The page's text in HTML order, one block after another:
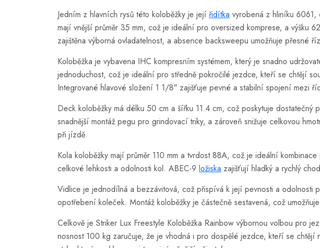
Jedním z hlavních rysů této koloběžky je její řidítka vyrobená z hliníku 6061,
mají vnější průměr 35 mm, což je ideální pro oversized komprese, a výšku
zajištěna výborná ovladatelnost, a absence backsweepu umožňuje přesné
Koloběžka je vybavena IHC kompresním systémem, který je snadno
jednoduchost, což je ideální pro středně pokročilé jezdce, kteří se chtějí
Integrované hlavové složení 1 1/8" zajišťuje pevné a stabilní spojení mezi
Deck koloběžky má délku 50 cm a šířku 11.4 cm, což poskytuje
snadnější montáž pegu pro grindovací triky, a zároveň snižuje celkovou
při jízdě.
Kola koloběžky mají průměr 110 mm a tvrdost 88A, což je ideální
celkové lehkosti a odolnosti kol. ABEC-9 ložiska zajišťují hladký a rychlý
Vidlice je jednodílná a bezzávitová, což přispívá k její pevnosti a
opotřebení koleček. Montáž koloběžky je částečně sestavená, což
Celkově je Striker Lux Freestyle Koloběžka Rainbow výbornou volbou pro
nosnost 100 kg zaručuje, že je vhodná i pro dospělé jezdce, kteří se chtějí